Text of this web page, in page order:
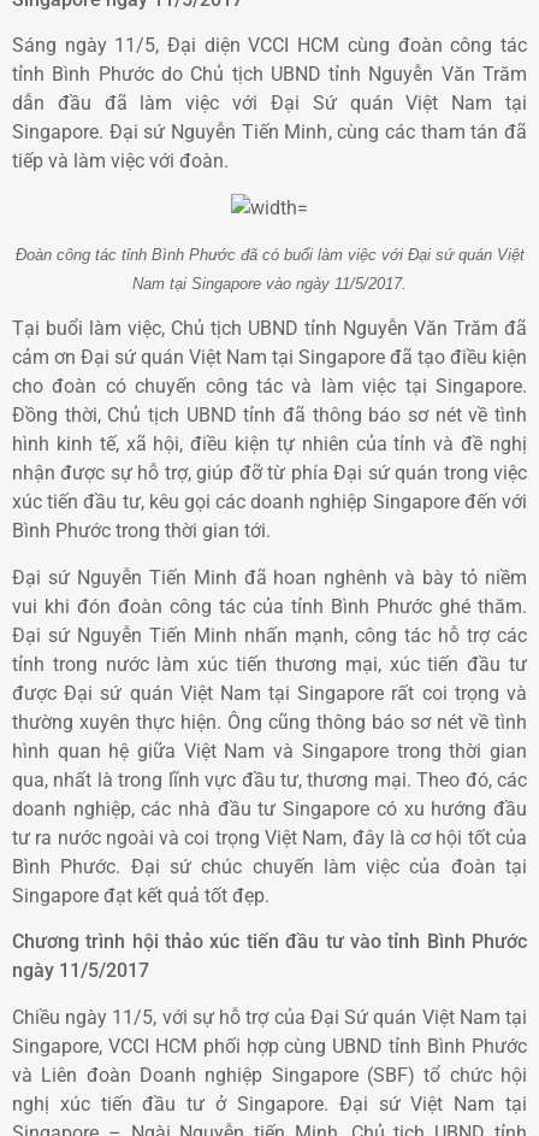
Sáng ngày 11/5, Đại diện VCCI HCM cùng đoàn công tác
tỉnh Bình Phước do Chủ tịch UBND tỉnh Nguyễn Văn Trăm
dẫn đầu đã làm việc với Đại Sứ quán Việt Nam tại
Singapore. Đại sứ Nguyễn Tiến Minh, cùng các tham tán đã
tiếp và làm việc với đoàn.
Đoàn công tác tỉnh Bình Phước đã có buổi làm việc với Đại sứ quán Việt
Nam tại Singapore vào ngày 11/5/2017.
Tại buổi làm việc, Chủ tịch UBND tỉnh Nguyễn Văn Trăm đã
cảm ơn Đại sứ quán Việt Nam tại Singapore đã tạo điều kiện
cho đoàn có chuyến công tác và làm việc tại Singapore.
Đồng thời, Chủ tịch UBND tỉnh đã thông báo sơ nét về tình
hình kinh tế, xã hội, điều kiện tự nhiên của tỉnh và đề nghị
nhận được sự hỗ trợ, giúp đỡ từ phía Đại sứ quán trong việc
xúc tiến đầu tư, kêu gọi các doanh nghiệp Singapore đến với
Bình Phước trong thời gian tới.
Đại sứ Nguyễn Tiến Minh đã hoan nghênh và bày tỏ niềm
vui khi đón đoàn công tác của tỉnh Bình Phước ghé thăm.
Đại sứ Nguyễn Tiến Minh nhấn mạnh, công tác hỗ trợ các
tỉnh trong nước làm xúc tiến thương mại, xúc tiến đầu tư
được Đại sứ quán Việt Nam tại Singapore rất coi trọng và
thường xuyên thực hiện. Ông cũng thông báo sơ nét về tình
hình quan hệ giữa Việt Nam và Singapore trong thời gian
qua, nhất là trong lĩnh vực đầu tư, thương mại. Theo đó, các
doanh nghiệp, các nhà đầu tư Singapore có xu hướng đầu
tư ra nước ngoài và coi trọng Việt Nam, đây là cơ hội tốt của
Bình Phước. Đại sứ chúc chuyến làm việc của đoàn tại
Singapore đạt kết quả tốt đẹp.
Chương trình hội thảo xúc tiến đầu tư vào tỉnh Bình Phước
ngày 11/5/2017
Chiều ngày 11/5, với sự hỗ trợ của Đại Sứ quán Việt Nam tại
Singapore, VCCI HCM phối hợp cùng UBND tỉnh Bình Phước
và Liên đoàn Doanh nghiệp Singapore (SBF) tổ chức hội
nghị xúc tiến đầu tư ở Singapore. Đại sứ Việt Nam tại